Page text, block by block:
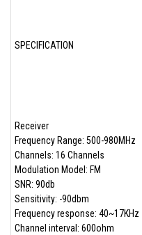
SPECIFICATION
Receiver
Frequency Range: 500-980MHz
Channels: 16 Channels
Modulation Model: FM
SNR: 90db
Sensitivity: -90dbm
Frequency response: 40~17KHz
Channel interval: 600ohm